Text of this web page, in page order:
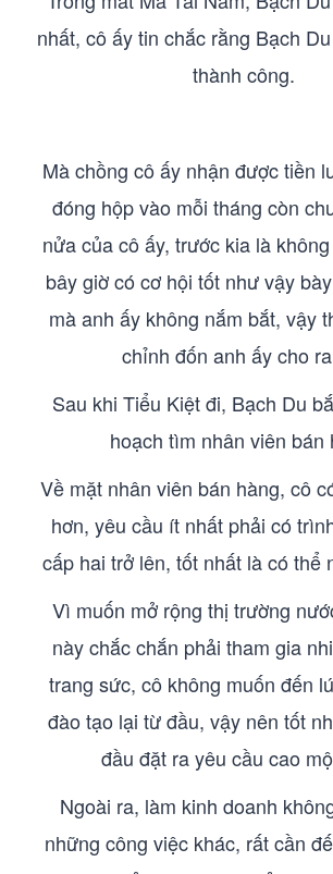
nhất, cô ấy tin chắc rằng Bạch
thành công.
Mà chồng cô ấy nhận được tiền
đóng hộp vào mỗi tháng còn
nửa của cô ấy, trước kia là
bây giờ có cơ hội tốt như vậy
mà anh ấy không nắm bắt, vậy
chỉnh đốn anh ấy cho
Sau khi Tiểu Kiệt đi, Bạch Du
hoạch tìm nhân viên bán
Về mặt nhân viên bán hàng, cô
hơn, yêu cầu ít nhất phải có
cấp hai trở lên, tốt nhất là có thể
Vì muốn mở rộng thị trường
này chắc chắn phải tham gia
trang sức, cô không muốn đến
đào tạo lại từ đầu, vậy nên tốt
đầu đặt ra yêu cầu cao
Ngoài ra, làm kinh doanh
những công việc khác, rất cần